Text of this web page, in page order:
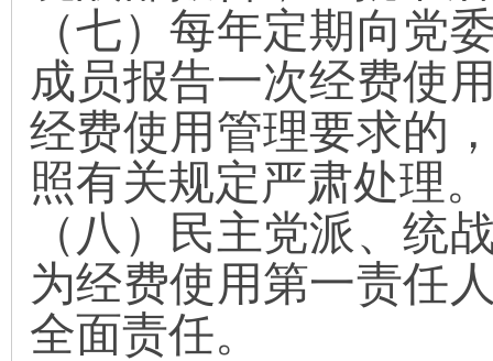
（七）每年定期向党
成员报告一次经费使
经费使用管理要求的
照有关规定严肃处理。
（八）
民主党派、统
为经费使用第一责任
全面责任。